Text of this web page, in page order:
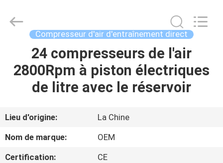
ACCUEIL
PRODUITS
À
PROPOS
DE
Machinery
Compresseur d'air d'entraînement direct
24 compresseurs de l'air
2800Rpm à piston électriques
de litre avec le réservoir
Lieu d'origine:
La Chine
Nom de marque:
OEM
Certification:
CE